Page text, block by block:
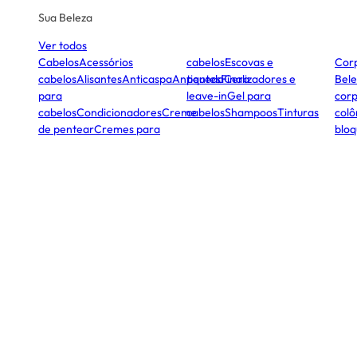
Sua Beleza
Ver todos
CabelosAcessórios
cabelosAlisantesAnticaspaAntiquedaCera
para
cabelosCondicionadoresCreme
de pentearCremes para
cabelosEscovas e
pentesFinalizadores e
leave-inGel para
cabelosShampoosTinturas